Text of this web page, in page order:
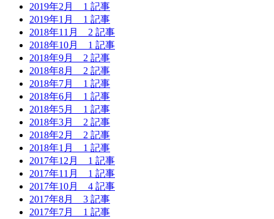
2019年2月 1 記事
2019年1月 1 記事
2018年11月 2 記事
2018年10月 1 記事
2018年9月 2 記事
2018年8月 2 記事
2018年7月 1 記事
2018年6月 1 記事
2018年5月 1 記事
2018年3月 2 記事
2018年2月 2 記事
2018年1月 1 記事
2017年12月 1 記事
2017年11月 1 記事
2017年10月 4 記事
2017年8月 3 記事
2017年7月 1 記事